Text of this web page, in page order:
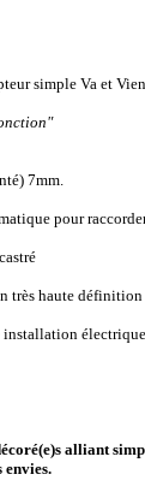
simple Va et
7mm.
pour
très haute
alliant
envies.